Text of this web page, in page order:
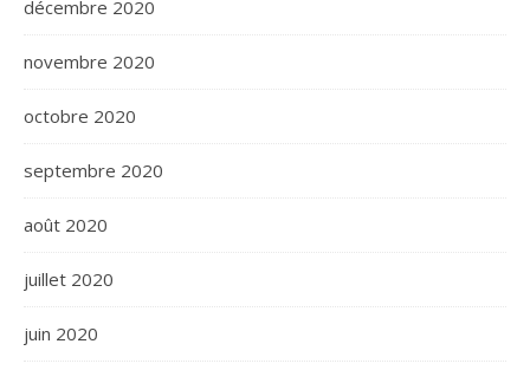
décembre 2020
novembre 2020
octobre 2020
septembre 2020
août 2020
juillet 2020
juin 2020